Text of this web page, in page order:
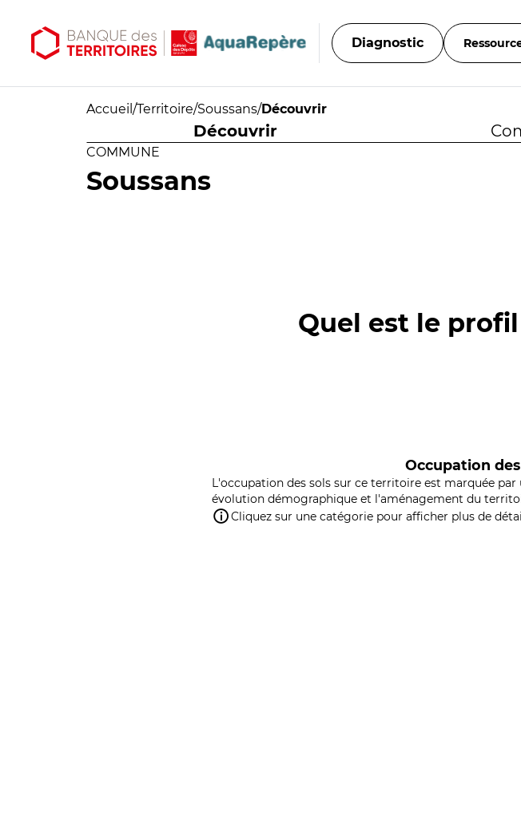
Diagnostic
Accueil /Territoire/Soussans/Découvrir
Découvrir
COMMUNE
Soussans
Quel est le
Occupation
L'occupation des sols sur ce territoire est marquée
évolution démographique et l'aménagement du
Cliquez sur une catégorie pour afficher plus de